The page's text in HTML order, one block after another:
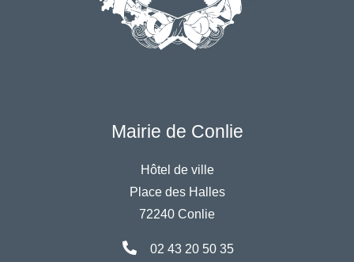
Mairie de Conlie
Hôtel de ville
Place des Halles
72240 Conlie
02 43 20 50 35